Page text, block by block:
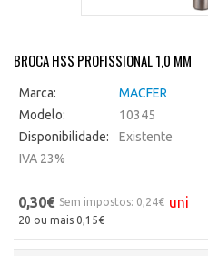
BROCA HSS PROFISSIONAL 1,0 MM
Marca:
MACFER
Modelo:
10345
Disponibilidade:
Existente
IVA 23%
0,30€ Sem impostos: 0,24€ uni
20 ou mais 0,15€